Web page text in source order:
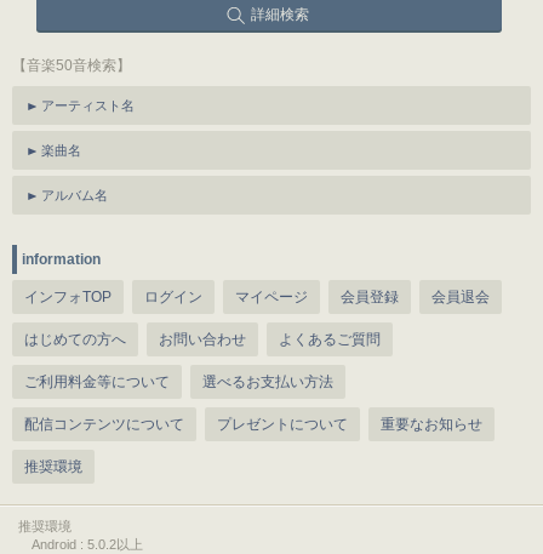
詳細検索
【音楽50音検索】
アーティスト名
楽曲名
アルバム名
information
インフォTOP ログイン マイページ 会員登録 会員退会
はじめての方へ お問い合わせ よくあるご質問
ご利用料金等について 選べるお支払い方法
配信コンテンツについて プレゼントについて 重要なお知らせ
推奨環境
推奨環境
Android : 5.0.2以上